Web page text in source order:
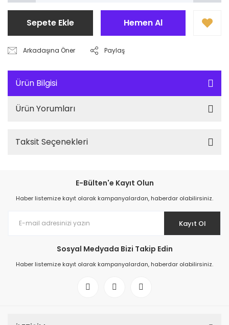
Sepete Ekle Hemen Al
Arkadaşına Öner Paylaş
Ürün Bilgisi
Ürün Yorumları
Taksit Seçenekleri
E-Bülten'e Kayıt Olun
Haber listemize kayıt olarak kampanyalardan, haberdar olabilirsiniz.
Kayıt Ol
Sosyal Medyada Bizi Takip Edin
Haber listemize kayıt olarak kampanyalardan, haberdar olabilirsiniz.